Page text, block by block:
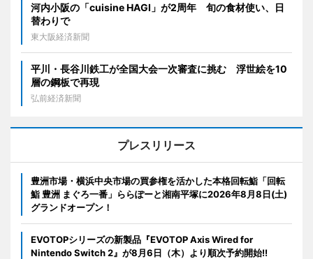
河内小阪の「cuisine HAGI」が2周年 旬の食材使い、日
替わりで
東大阪経済新聞
平川・長谷川鉄工が全国大会一次審査に挑む 浮世絵を10
層の鋼板で再現
弘前経済新聞
プレスリリース
豊洲市場・横浜中央市場の買参権を活かした本格回転鮨「回転
鮨 豊洲 まぐろ一番」ららぽーと湘南平塚に2026年8月8日(土)
グランドオープン！
EVOTOPシリーズの新製品『EVOTOP Axis Wired for
Nintendo Switch 2』が8月6日（木）より順次予約開始!!